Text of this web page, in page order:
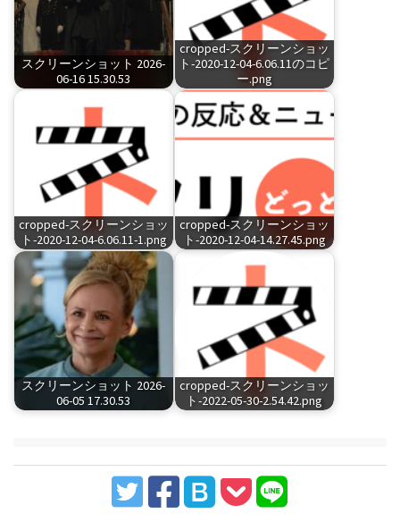
スクリーンショット 2026-
06-16 15.30.53
cropped-スクリーンショッ
ト-2020-12-04-6.06.11のコピ
ー.png
cropped-スクリーンショッ
ト-2020-12-04-6.06.11-1.png
cropped-スクリーンショッ
ト-2020-12-04-14.27.45.png
スクリーンショット 2026-
06-05 17.30.53
cropped-スクリーンショッ
ト-2022-05-30-2.54.42.png